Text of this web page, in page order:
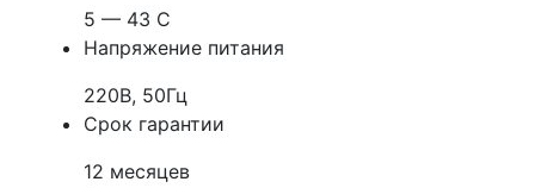
5 — 43 С
Напряжение питания
220В, 50Гц
Срок гарантии
12 месяцев